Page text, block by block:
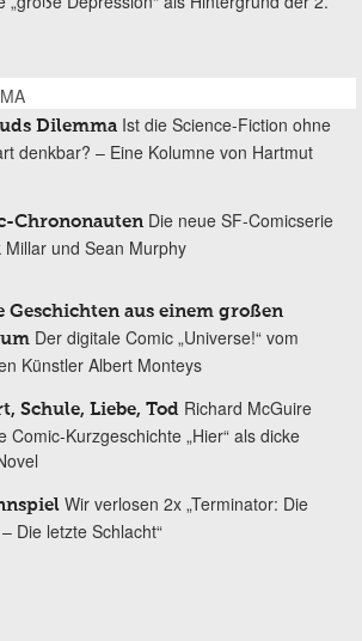
Dilemma Ist die Science-Fiction ohne
denkbar? – Eine Kolumne von Hartmut
Chrononauten Die neue SF-Comicserie
Millar und Sean Murphy
Geschichten aus einem großen
Der digitale Comic „Universe!“ vom
Künstler Albert Monteys
Schule, Liebe, Tod Richard McGuire
Comic-Kurzgeschichte „Hier“ als dicke
Wir verlosen 2x „Terminator: Die
Die letzte Schlacht“